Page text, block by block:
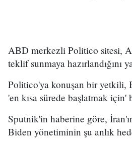
ABD merkezli Politico sitesi,
teklif sunmaya hazırlandığını
Politico'ya konuşan bir yetkili,
'en kısa sürede başlatmak için'
Sputnik'in haberine göre,
Biden yönetiminin şu anlık